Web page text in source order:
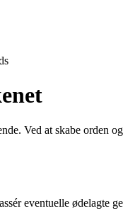
Ved at skabe orden
eventuelle ødelagte